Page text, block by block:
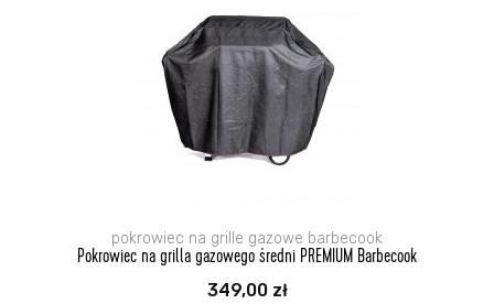
pokrowiec na grille gazowe barbecook
Pokrowiec na grilla gazowego średni PREMIUM Barbecook
349,00 zł